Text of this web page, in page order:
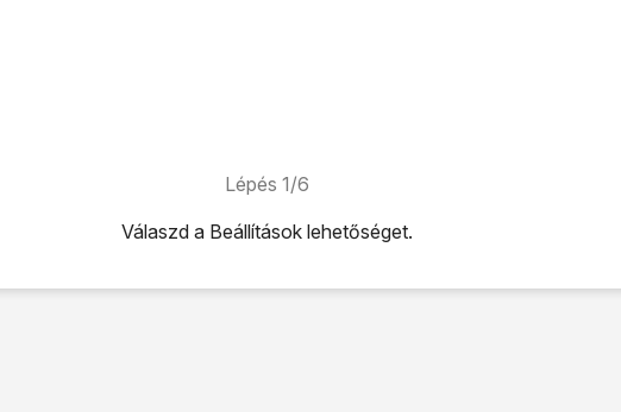
Lépés 1/6
Válaszd a Beállításoklehetőséget.
lehetőséget.